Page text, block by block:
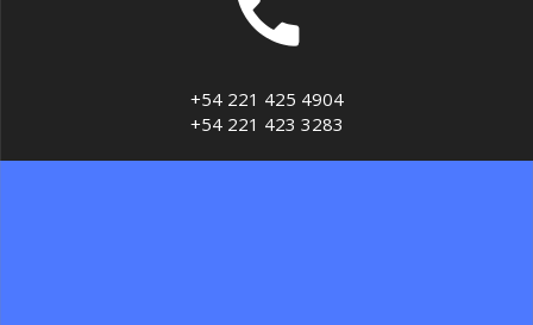
+54 221 425 4904
+54 221 423 3283